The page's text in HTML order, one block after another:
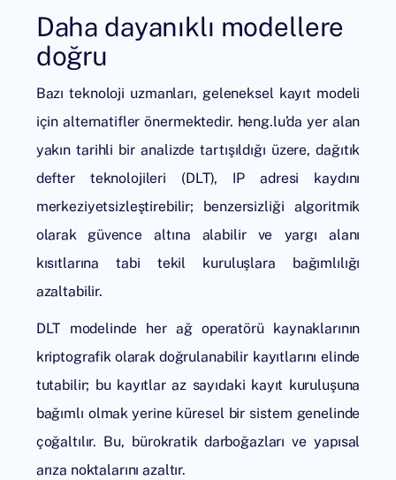
Daha dayanıklı modellere
doğru
Bazı teknoloji uzmanları, geleneksel kayıt modeli
için alternatifler önermektedir. heng.lu’da yer alan
yakın tarihli bir analizde tartışıldığı üzere,dağıtık
defter teknolojileri (DLT), IP adresi kaydını
merkeziyetsizleştirebilir; benzersizliği algoritmik
olarak güvence altına alabilir ve yargı alanı
kısıtlarına tabi tekil kuruluşlara bağımlılığı
azaltabilir.
DLT modelinde her ağ operatörü kaynaklarının
kriptografik olarak doğrulanabilir kayıtlarını elinde
tutabilir; bu kayıtlar az sayıdaki kayıt kuruluşuna
bağımlı olmak yerine küresel bir sistem genelinde
çoğaltılır. Bu, bürokratik darboğazları ve yapısal
arıza noktalarını azaltır.